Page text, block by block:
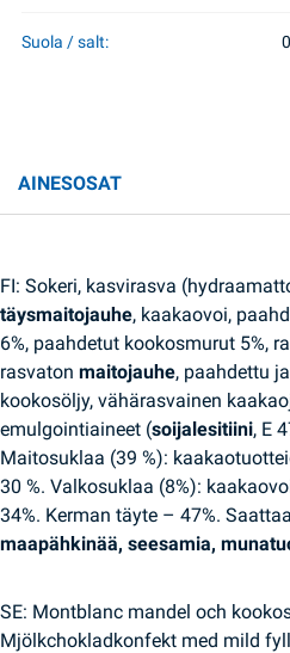
Suola / salt:
AINESOSAT
FI: Sokeri, kasvirasva
täysmaitojauhe, kaakaovoi,
6%, paahdetut kookosmurut 5%,
rasvaton maitojauhe, paahdettu
kookosöljy, vähärasvainen
emulgointiaineet (soijalesitiini, E
Maitosuklaa (39 %):
30 %. Valkosuklaa (8%):
34%. Kerman täyte – 47%.
maapähkinää, seesamia,
SE: Montblanc mandel och
Mjölkchokladkonfekt med mild